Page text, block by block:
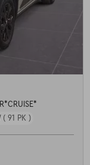
( 91 PK )